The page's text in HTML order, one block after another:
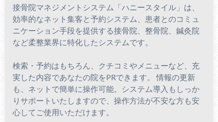
接骨院マネジメントシステム「ハニースタイル」は、
効率的なネット集客と予約システム、患者とのコミュ
ニケーション手段を提供する接骨院、整骨院、鍼灸院
など柔整業界に特化したシステムです。
検索・予約はもちろん、クチコミやメニューなど、充
実した内容であなたの院をPRできます。 情報の更新
も、ネットで簡単に操作可能。システム導入もしっか
りサポートいたしますので、操作方法が不安な方も安
心してご使用いただけます。